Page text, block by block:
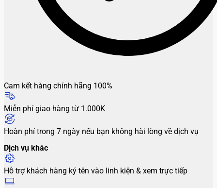
Cam kết hàng chính hãng 100%
Miễn phí giao hàng từ 1.000K
Hoàn phí trong 7 ngày nếu bạn không hài lòng về dịch vụ
Dịch vụ khác
Hỗ trợ khách hàng ký tên vào linh kiện & xem trực tiếp